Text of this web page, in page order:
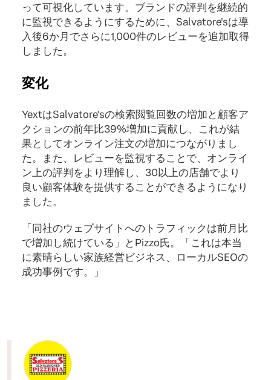
って可視化しています。ブランドの評判を継続的
に監視できるようにするために、Salvatore'sは導
入後6か月でさらに1,000件のレビューを追加取得
しました。
変化
YextはSalvatore'sの検索閲覧回数の増加と顧客ア
クションの前年比39%増加に貢献し、これが結
果としてオンライン注文の増加につながりまし
た。また、レビューを監視することで、オンライ
ン上の評判をより理解し、30以上の店舗でより
良い顧客体験を提供することができるようになり
ました。
「同社のウェブサイトへのトラフィックは前月比
で増加し続けている」とPizzo氏。「これは本当
に素晴らしい家族経営ビジネス、ローカルSEOの
成功事例です。」